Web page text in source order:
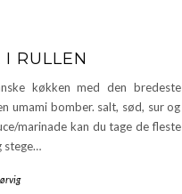
RULLEN
køkken med den bredeste
umami bomber. salt, sød, sur og
marinade kan du tage de fleste
stege…